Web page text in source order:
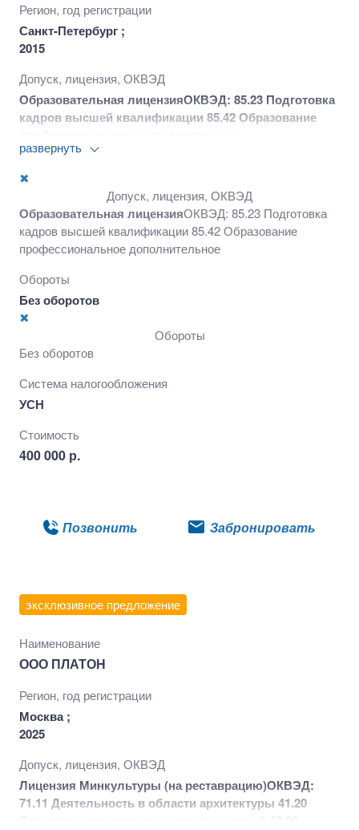
Регион, год регистрации
Санкт-Петербург ;
2015
Допуск, лицензия, ОКВЭД
Образовательная лицензияОКВЭД: 85.23 Подготовка
кадров высшей квалификации 85.42 Образование
развернуть
✖
Допуск, лицензия, ОКВЭД
Образовательная лицензияОКВЭД: 85.23 Подготовка
кадров высшей квалификации 85.42 Образование
профессиональное дополнительное
Обороты
Без оборотов
✖
Обороты
Без оборотов
Система налогообложения
УСН
Стоимость
400 000 р.
Позвонить Забронировать
эксклюзивное предложение
Наименование
ООО ПЛАТОН
Регион, год регистрации
Москва ;
2025
Допуск, лицензия, ОКВЭД
Лицензия Минкультуры (на реставрацию)ОКВЭД:
71.11 Деятельность в области архитектуры 41.20